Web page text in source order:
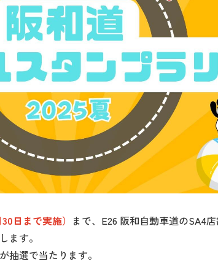
日まで実施） まで、E26 阪和自動車道のSA4
ます。
抽選で当たります。